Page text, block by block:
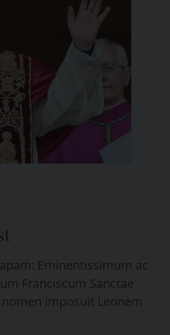
Eminentissimum ac
Franciscum Sanctae
imposuit Leonem